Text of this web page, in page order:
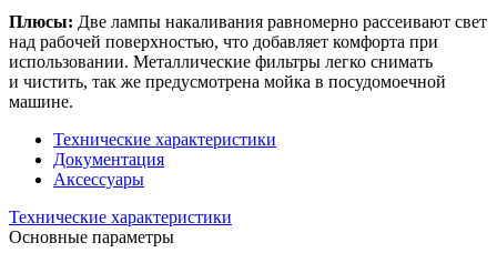
Плюсы: Две лампы накаливания равномерно рассеивают свет
над рабочей поверхностью, что добавляет комфорта при
использовании. Металлические фильтры легко снимать
и чистить, так же предусмотрена мойка в посудомоечной
машине.
Технические характеристики
Документация
Аксессуары
Технические характеристики
Основные параметры